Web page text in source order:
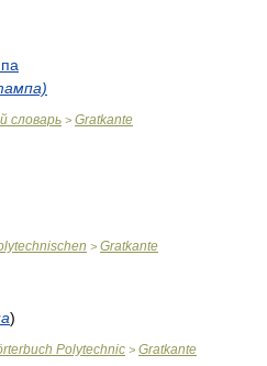
словарь > Gratkante
> Gratkante
)
Polytechnic > Gratkante